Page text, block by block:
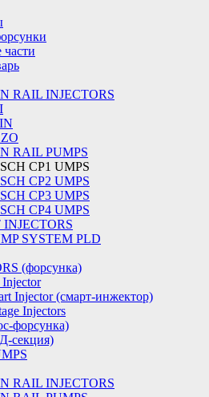
части
RAIL INJECTORS
RAIL PUMPS
CP1 UMPS
CP2 UMPS
CP3 UMPS
CP4 UMPS
SYSTEM PLD
(форсунка)
Injector (смарт-инжектор)
Injectors
форсунка)
секция)
RAIL INJECTORS